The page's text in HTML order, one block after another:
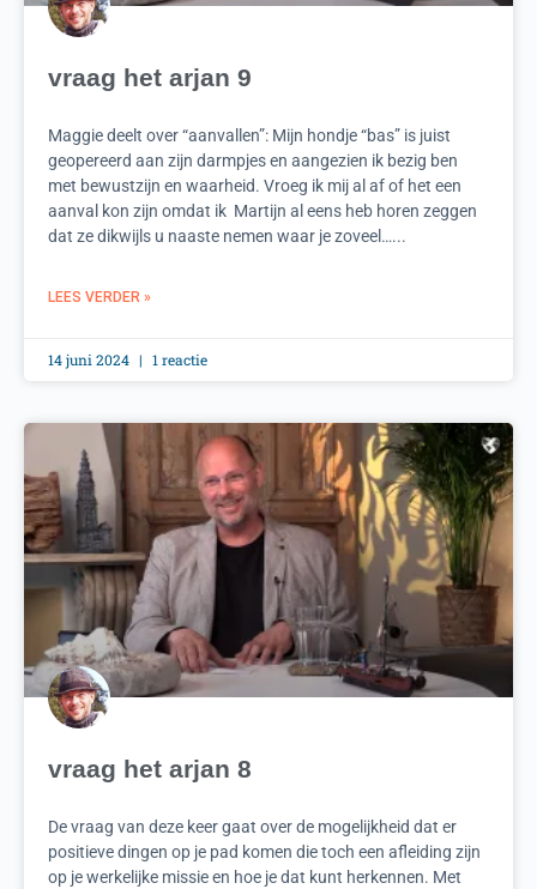
vraag het arjan 9
Maggie deelt over “aanvallen”: Mijn hondje “bas” is juist
geopereerd aan zijn darmpjes en aangezien ik bezig ben
met bewustzijn en waarheid. Vroeg ik mij al af of het een
aanval kon zijn omdat ik Martijn al eens heb horen zeggen
dat ze dikwijls u naaste nemen waar je zoveel…...
LEES VERDER »
14 juni 2024 1 reactie
vraag het arjan 8
De vraag van deze keer gaat over de mogelijkheid dat er
positieve dingen op je pad komen die toch een afleiding zijn
op je werkelijke missie en hoe je dat kunt herkennen. Met